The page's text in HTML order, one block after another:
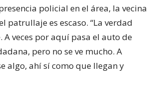
policial en el área, la vecina
patrullaje es escaso. “La verdad
A veces por aquí pasa el auto de
pero no se ve mucho. A
algo, ahí sí como que llegan y